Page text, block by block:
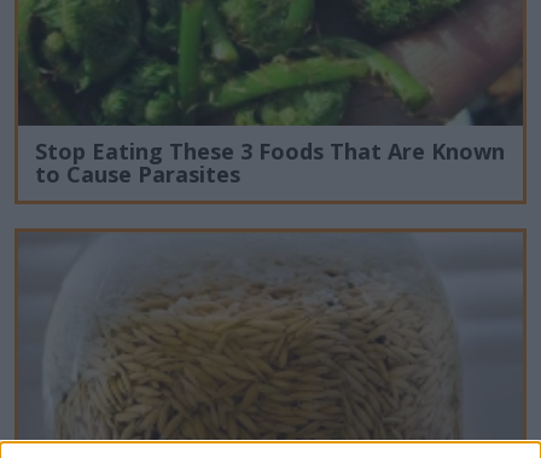
Stop Eating These 3 Foods That Are Known
to Cause Parasites